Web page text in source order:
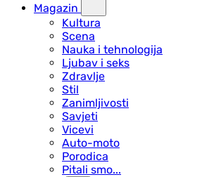
Magazin
Kultura
Scena
Nauka i tehnologija
Ljubav i seks
Zdravlje
Stil
Zanimljivosti
Savjeti
Vicevi
Auto-moto
Porodica
Pitali smo...